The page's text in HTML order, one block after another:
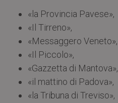
«la Provincia Pavese»,
«Il Tirreno»,
«Messaggero Veneto»,
«Il Piccolo»,
«Gazzetta di Mantova»,
«il mattino di Padova»,
«la Tribuna di Treviso»,